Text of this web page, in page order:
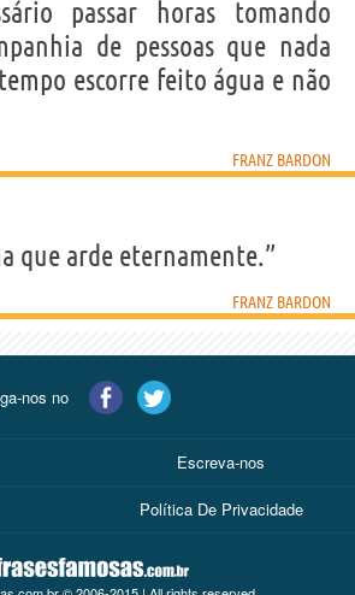
passar horas tomando
de pessoas que nada
escorre feito água e não
FRANZ BARDON
que arde eternamente.”
FRANZ BARDON
nos no
Escreva-nos
Política De Privacidade